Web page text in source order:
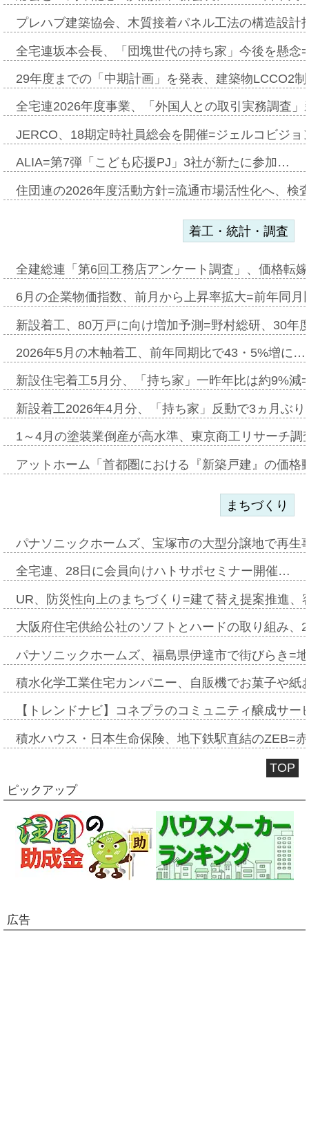
プレハブ建築協会、木質接着パネル工法の構造設
全宅連坂本会長、「団塊世代の持ち家」今後を懸
29年度までの「中期計画」を発表、建築物LCCO2
全宅連2026年度事業、「外国人との取引実務調査
JERCO、18期定時社員総会を開催=ジェルコビジ
ALIA=第7弾「こども応援PJ」3社が新たに参加…
住団連の2026年度活動方針=流通市場活性化へ、検
着工・統計・調査
全建総連「第6回工務店アンケート調査」、価格転
6月の企業物価指数、前月から上昇率拡大=前年同
新設着工、80万戸に向け増加予測=野村総研、30年
2026年5月の木軸着工、前年同期比で43・5%増に…
新設住宅着工5月分、「持ち家」一昨年比は約9%
新設着工2026年4月分、「持ち家」反動で3ヵ月ぶ
1～4月の塗装業倒産が高水準、東京商工リサーチ
アットホーム「首都圏における『新築戸建』の価
まちづくり
パナソニックホームズ、宝塚市の大型分譲地で再
全宅連、28日に会員向けハトサポセミナー開催…
UR、防災性向上のまちづくり=建て替え提案推進
大阪府住宅供給公社のソフトとハードの取り組み
パナソニックホームズ、福島県伊達市で街びらき=
積水化学工業住宅カンパニー、自販機でお菓子や
【トレンドナビ】コネプラのコミュニティ醸成サ
積水ハウス・日本生命保険、地下鉄駅直結のZEB=
TOP
ピックアップ
広告